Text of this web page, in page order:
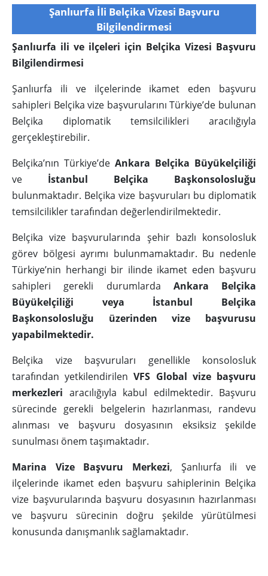
Şanlıurfa İli Belçika Vizesi Başvuru
Bilgilendirmesi
Şanlıurfa ili ve ilçeleri için Belçika Vizesi Başvuru
Bilgilendirmesi
Şanlıurfa ili ve ilçelerinde ikamet eden başvuru
sahipleri Belçika vize başvurularını Türkiye’de bulunan
Belçika diplomatik temsilcilikleri aracılığıyla
gerçekleştirebilir.
Belçika’nın Türkiye’de Ankara Belçika Büyükelçiliği
ve İstanbul Belçika Başkonsolosluğu
bulunmaktadır. Belçika vize başvuruları bu diplomatik
temsilcilikler tarafından değerlendirilmektedir.
Belçika vize başvurularında şehir bazlı konsolosluk
görev bölgesi ayrımı bulunmamaktadır. Bu nedenle
Türkiye’nin herhangi bir ilinde ikamet eden başvuru
sahipleri gerekli durumlarda Ankara Belçika
Büyükelçiliği veya İstanbul Belçika
Başkonsolosluğu üzerinden vize başvurusu
yapabilmektedir.
Belçika vize başvuruları genellikle konsolosluk
tarafından yetkilendirilenVFS Global vize başvuru
merkezleri aracılığıyla kabul edilmektedir. Başvuru
sürecinde gerekli belgelerin hazırlanması, randevu
alınması ve başvuru dosyasının eksiksiz şekilde
sunulması önem taşımaktadır.
Marina Vize Başvuru Merkezi, Şanlıurfa ili ve
ilçelerinde ikamet eden başvuru sahiplerinin Belçika
vize başvurularında başvuru dosyasının hazırlanması
ve başvuru sürecinin doğru şekilde yürütülmesi
konusunda danışmanlık sağlamaktadır.